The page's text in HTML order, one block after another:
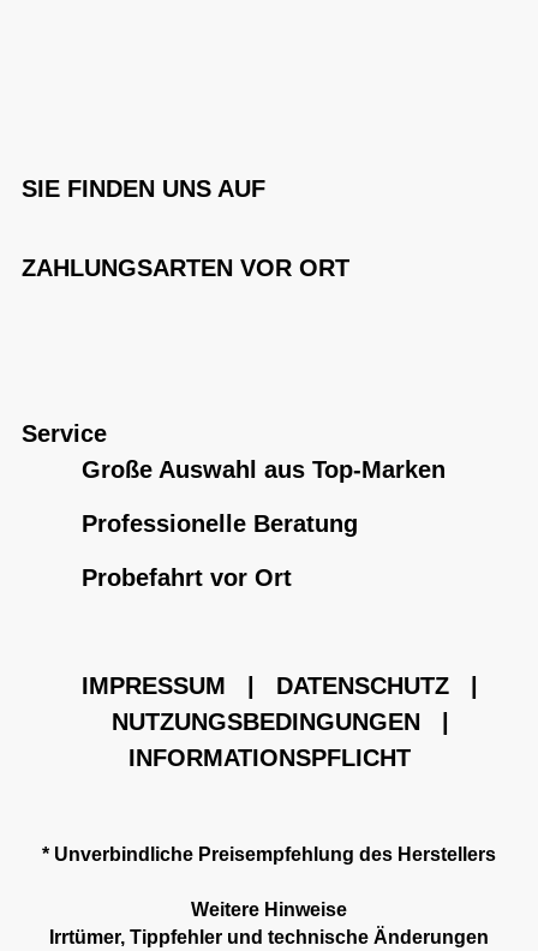
SIE FINDEN UNS AUF
ZAHLUNGSARTEN VOR ORT
Service
Große Auswahl aus Top-Marken
Professionelle Beratung
Probefahrt vor Ort
IMPRESSUM DATENSCHUTZ
NUTZUNGSBEDINGUNGEN
INFORMATIONSPFLICHT
* Unverbindliche Preisempfehlung des Herstellers
Weitere Hinweise
Irrtümer, Tippfehler und technische Änderungen